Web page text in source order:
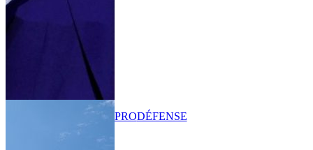
PRODÉFENSE